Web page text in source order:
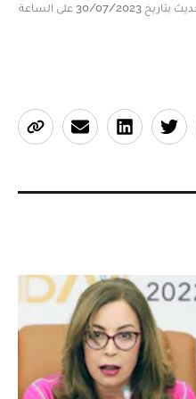
في 30/07/2023 على الساعة 20:30, تحديث بتاريخ 30/07/2023 على الساعة